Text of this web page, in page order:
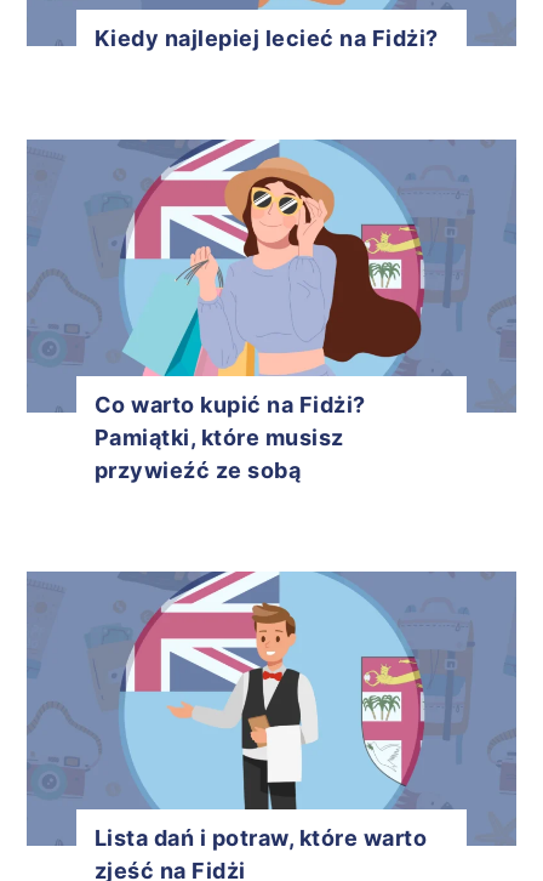
Kiedy najlepiej lecieć na Fidżi?
Co warto kupić na Fidżi?
Pamiątki, które musisz
przywieźć ze sobą
Lista dań i potraw, które warto
zjeść na Fidżi